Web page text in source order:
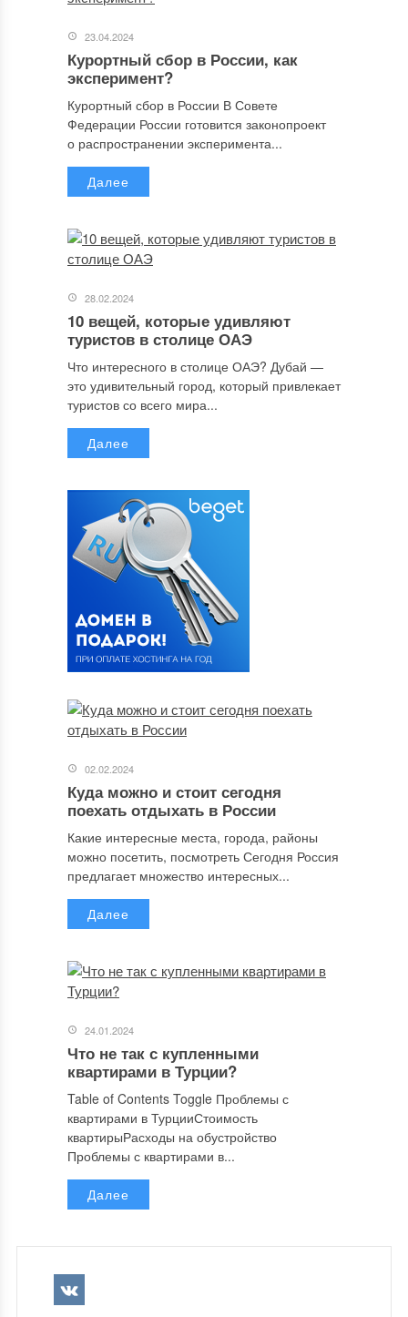
23.04.2024
Курортный сбор в России, как
эксперимент?
Курортный сбор в России В Совете
Федерации России готовится законопроект
о распространении эксперимента...
Далее
28.02.2024
10 вещей, которые удивляют
туристов в столице ОАЭ
Что интересного в столице ОАЭ? Дубай —
это удивительный город, который привлекает
туристов со всего мира...
Далее
02.02.2024
Куда можно и стоит сегодня
поехать отдыхать в России
Какие интересные места, города, районы
можно посетить, посмотреть Сегодня Россия
предлагает множество интересных...
Далее
24.01.2024
Что не так с купленными
квартирами в Турции?
Table of Contents Toggle Проблемы с
квартирами в ТурцииСтоимость
квартирыРасходы на обустройство
Проблемы с квартирами в...
Далее